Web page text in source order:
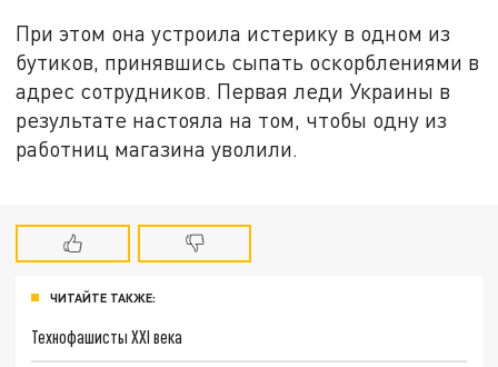
При этом она устроила истерику в одном из
бутиков, принявшись сыпать оскорблениями в
адрес сотрудников. Первая леди Украины в
результате настояла на том, чтобы одну из
работниц магазина уволили.
ЧИТАЙТЕ ТАКЖЕ:
Технофашисты XXI века